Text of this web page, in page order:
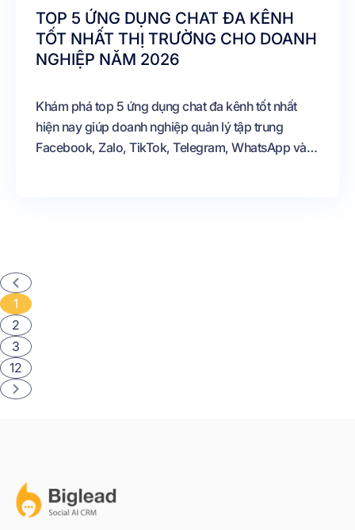
TOP 5 ỨNG DỤNG CHAT ĐA KÊNH
TỐT NHẤT THỊ TRƯỜNG CHO DOANH
NGHIỆP NĂM 2026
Khám phá top 5 ứng dụng chat đa kênh tốt nhất
hiện nay giúp doanh nghiệp quản lý tập trung
Facebook, Zalo, TikTok, Telegram, WhatsApp và
1
2
3
12